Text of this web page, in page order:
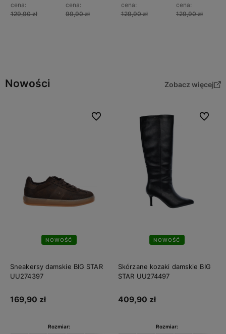
cena:
129,90 zł
cena:
99,90 zł
cena:
129,90 zł
cena:
129,90 zł
Nowości Zobacz więcej
NOWOŚĆ
Sneakersy damskie BIG STAR
UU274397
169,90 zł
Rozmiar:
Do ulubionych
NOWOŚĆ
Skórzane kozaki damskie BIG
STAR UU274497
409,90 zł
Rozmiar:
Do